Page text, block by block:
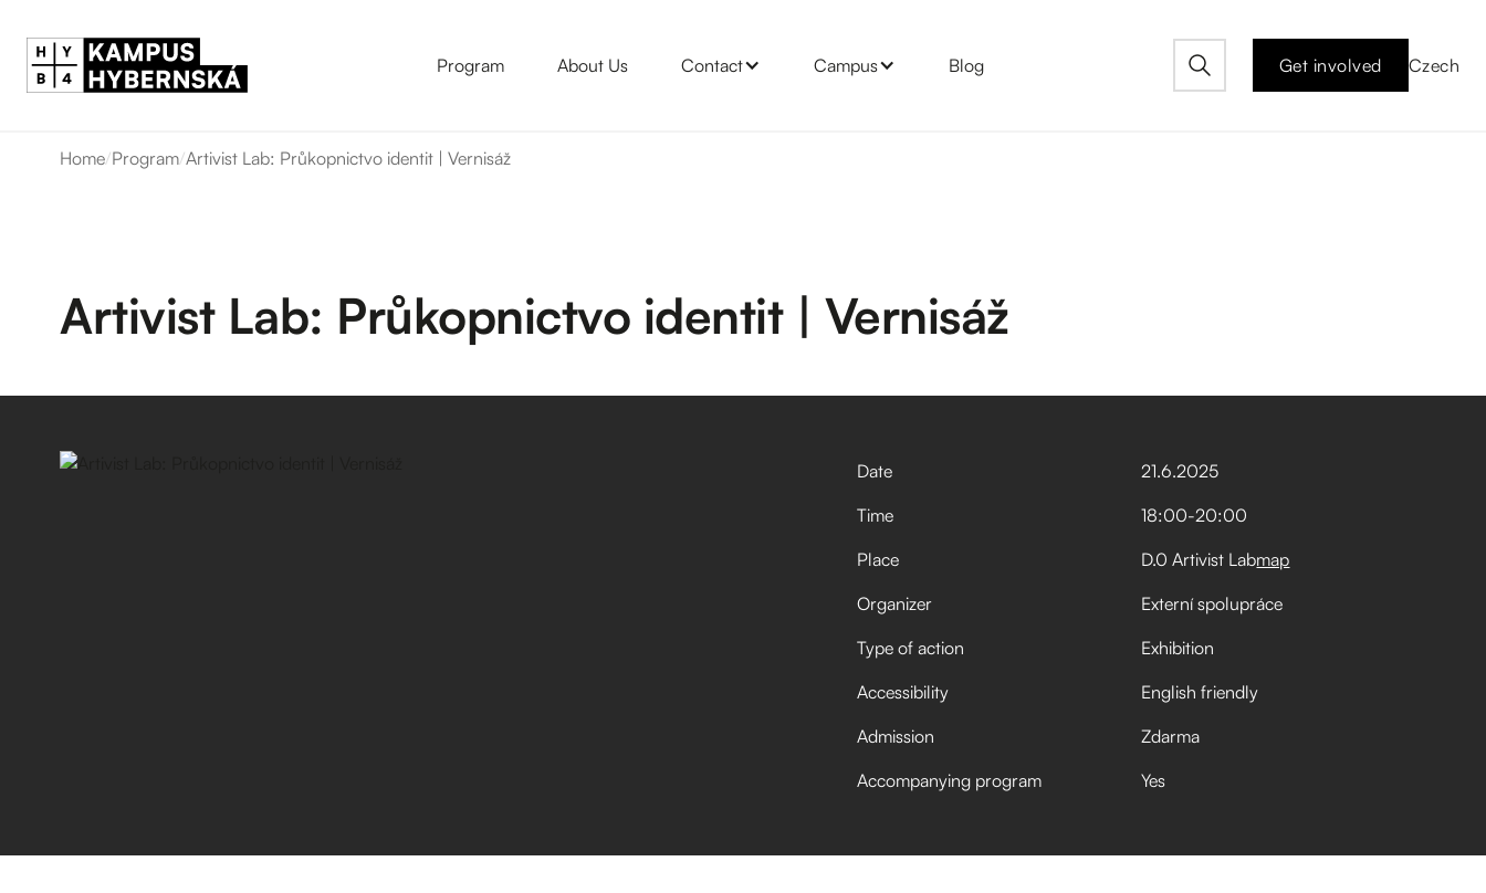
Program About Us Contact Campus Blog Get involved Czech
Home/Program/Artivist Lab: Průkopnictvo identit | Vernisáž
Artivist Lab: Průkopnictvo identit | Vernisáž
Date 21.6.2025
Time
18:00-20:00
Place
D.0 Artivist Labmap
Organizer
Externí spolupráce
Type of action
Exhibition
Accessibility
English friendly
Admission
Zdarma
Accompanying program
Yes